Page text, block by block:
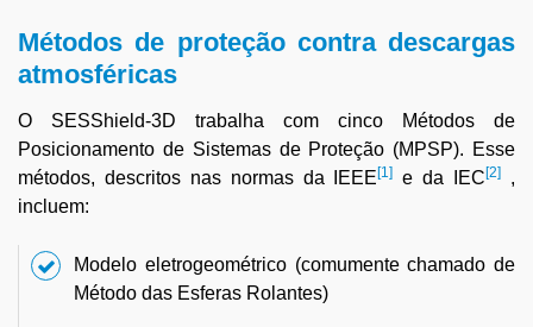
Métodos de proteção contra descargas
atmosféricas
O SESShield-3D trabalha com cinco Métodos de
Posicionamento de Sistemas de Proteção (MPSP). Esse
métodos, descritos nas normas da IEEE[1] e da IEC[2]
,
incluem:
Modelo eletrogeométrico (comumente chamado de
Método das Esferas Rolantes)